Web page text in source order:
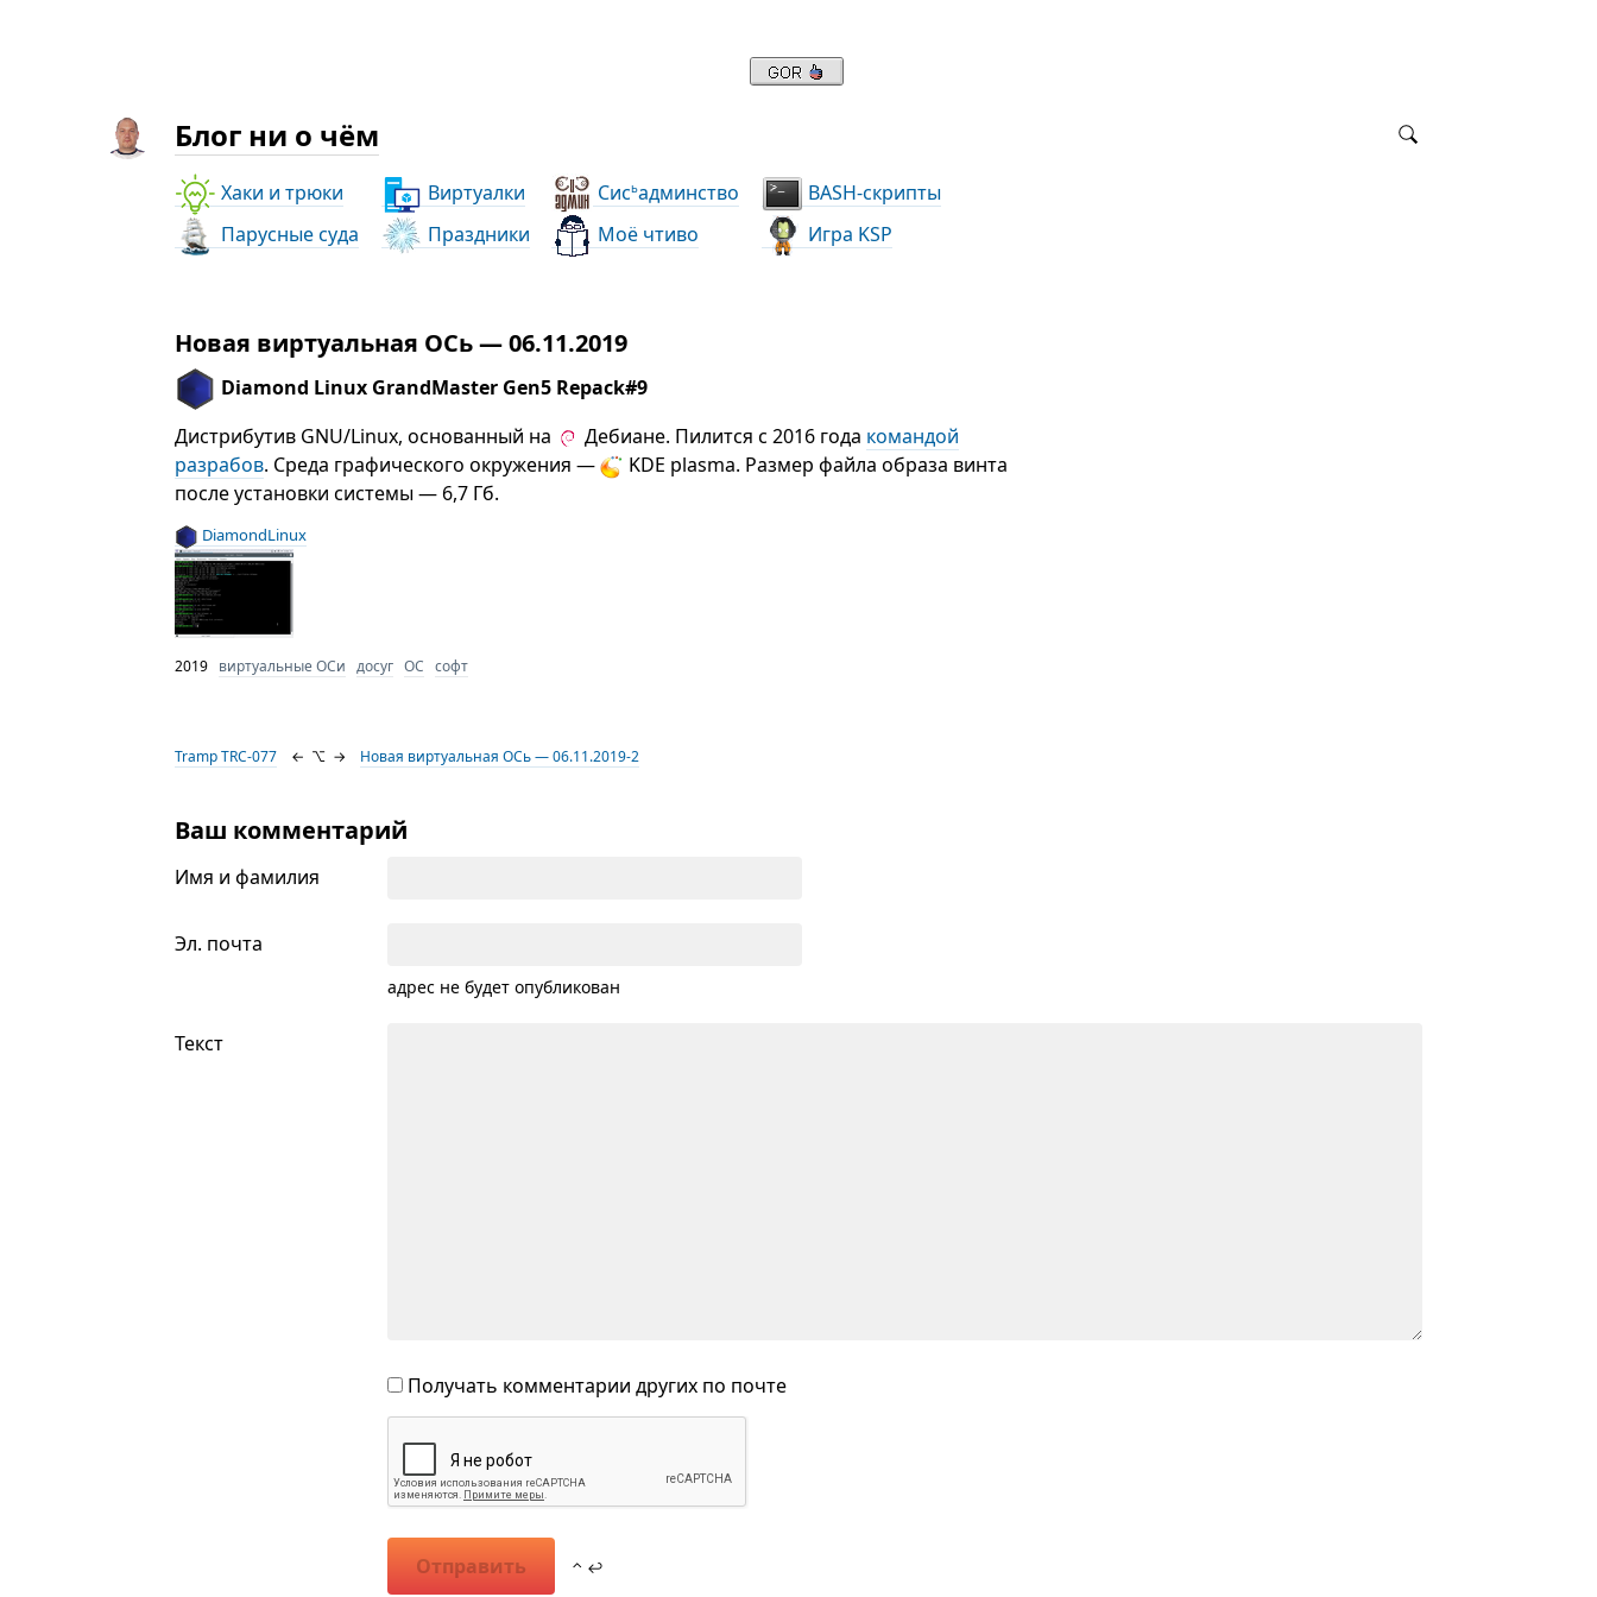
Блог ни о чём
Хаки и трюки Виртуалки Сисьадминство
BASH-скрипты
Парусные суда
Праздники Моё чтиво Игра KSP
Новая виртуальная ОСь — 06.11.2019
Diamond Linux GrandMaster Gen5 Repack#9
Дистрибутив GNU/Linux, основанный на
Дебиане. Пилится с 2016 года командой
разрабов. Среда графического окружения —
KDE plasma. Размер файла образа винта
после установки системы — 6,7 Гб.
DiamondLinux
2019 виртуальные ОСи досуг ОС софт
Tramp TRC-077 ← ⌥ → Новая виртуальная ОСь — 06.11.2019-2
Ваш комментарий
Имя и фамилия
Эл. почта
адрес не будет опубликован
Текст
Получать комментарии других по почте
Отправить ⌃ ↩